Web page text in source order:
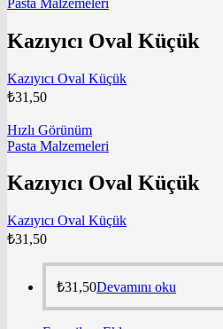
Kazıyıcı Oval Küçük
Kazıyıcı Oval Küçük
₺31,50
Hızlı Görünüm
Pasta Malzemeleri
Kazıyıcı Oval Küçük
Kazıyıcı Oval Küçük
₺31,50
₺31,50Devamını oku